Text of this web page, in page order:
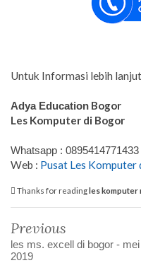
Untuk Informasi lebih
Adya Education Bogor
Les Komputer di Bogor
Whatsapp : 0895414771433
Web : Pusat Les Komputer
Thanks for readingles komputer
Previous
les ms. excell di bogor - mei
2019